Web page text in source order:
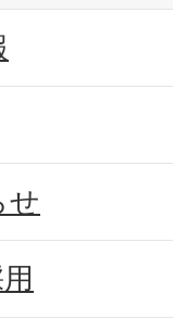
せ